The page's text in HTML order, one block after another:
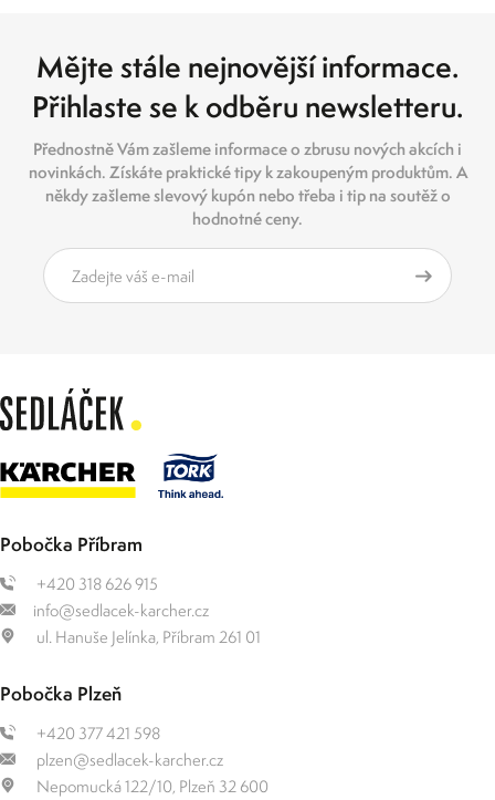
Mějte stále nejnovější informace.
Přihlaste se k odběru newsletteru.
Přednostně Vám zašleme informace o zbrusu nových akcích i
novinkách. Získáte praktické tipy k zakoupeným produktům. A
někdy zašleme slevový kupón nebo třeba i tip na soutěž o
hodnotné ceny.
Pobočka Příbram
+420 318 626 915
info@sedlacek-karcher.cz
ul. Hanuše Jelínka, Příbram 261 01
Pobočka Plzeň
+420 377 421 598
plzen@sedlacek-karcher.cz
Nepomucká 122/10, Plzeň 32 600